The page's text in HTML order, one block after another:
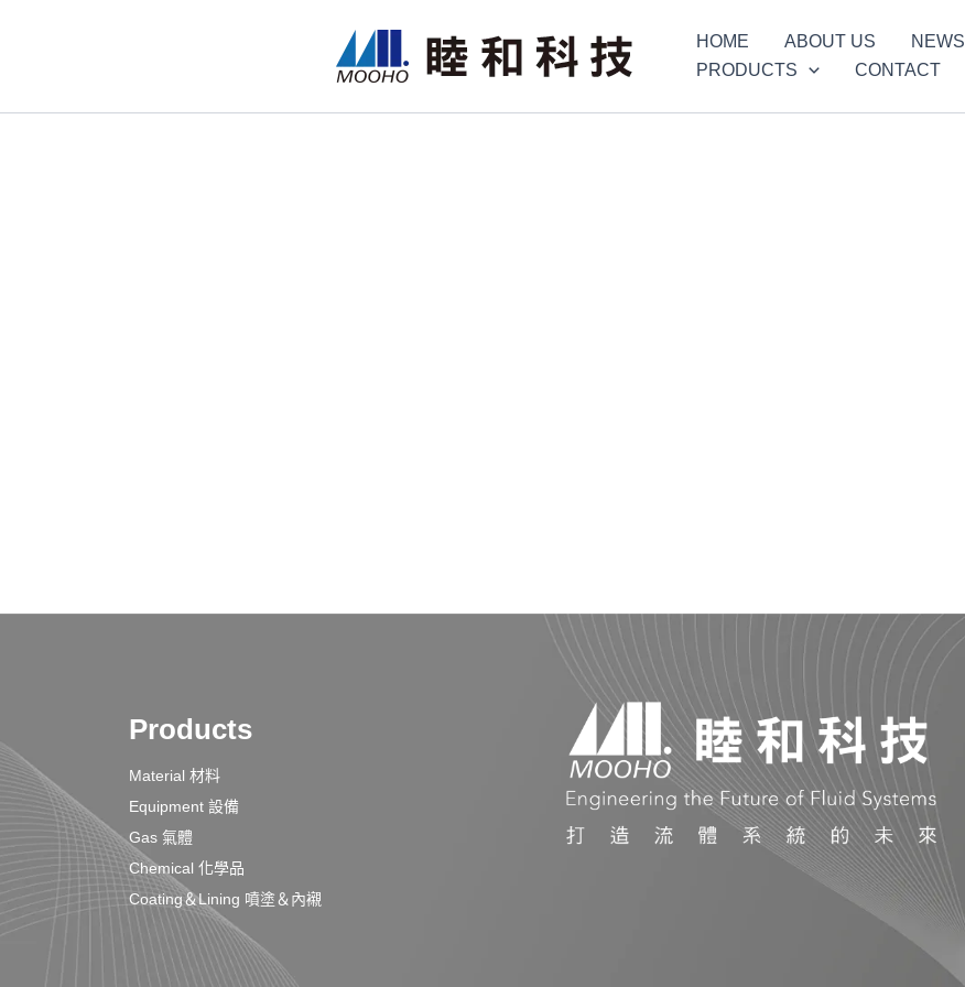
HOME ABOUT US
NEWS
PRODUCTS
CONTACT
Products
Material 材料
Equipment 設備
Gas 氣體
Chemical 化學品
Coating＆Lining 噴塗＆內襯